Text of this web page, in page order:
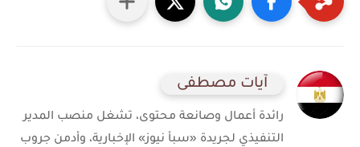
آيات مصطفى
رائدة أعمال وصانعة محتوى، تشغل منصب المدير
التنفيذي لجريدة «سبأ نيوز» الإخبارية، وأدمن جروب